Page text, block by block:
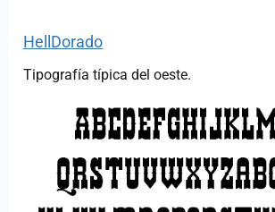
HellDorado
Tipografía típica del oeste.